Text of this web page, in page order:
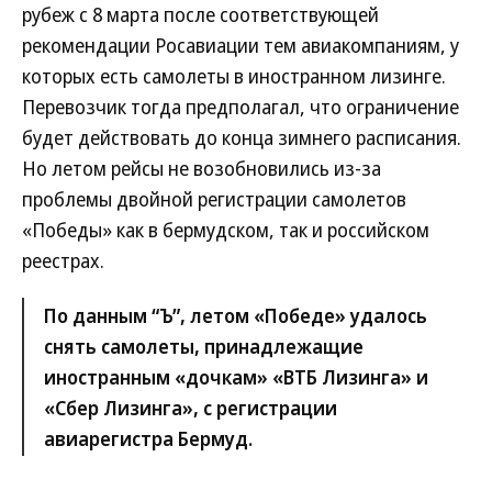
рубеж с 8 марта после соответствующей
рекомендации Росавиации тем авиакомпаниям, у
которых есть самолеты в иностранном лизинге.
Перевозчик тогда предполагал, что ограничение
будет действовать до конца зимнего расписания.
Но летом рейсы не возобновились из-за
проблемы двойной регистрации самолетов
«Победы» как в бермудском, так и российском
реестрах.
По данным “Ъ”, летом «Победе» удалось
снять самолеты, принадлежащие
иностранным «дочкам» «ВТБ Лизинга» и
«Сбер Лизинга», с регистрации
авиарегистра Бермуд.